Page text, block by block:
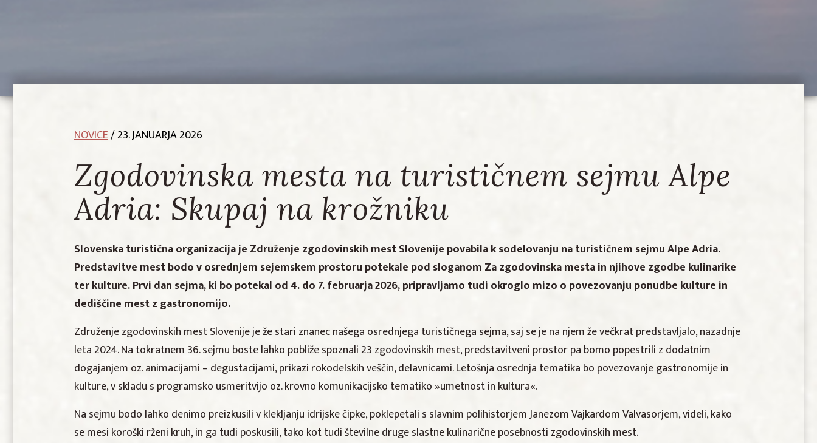
NOVICE/ 23. JANUARJA 2026
Zgodovinska mesta na turističnem sejmu Alpe
Adria: Skupaj na krožniku
Slovenska turistična organizacija je Združenje zgodovinskih mest Slovenije povabila k sodelovanju na turističnem sejmu Alpe Adria.
Predstavitve mest bodo v osrednjem sejemskem prostoru potekale pod sloganom Za zgodovinska mesta in njihove zgodbe kulinarike
ter kulture. Prvi dan sejma, ki bo potekal od 4. do 7. februarja 2026, pripravljamo tudi okroglo mizo o povezovanju ponudbe kulture in
dediščine mest z gastronomijo.
Združenje zgodovinskih mest Slovenije je že stari znanec našega osrednjega turističnega sejma, saj se je na njem že večkrat predstavljalo, nazadnje
leta 2024. Na tokratnem 36. sejmu boste lahko pobliže spoznali 23 zgodovinskih mest, predstavitveni prostor pa bomo popestrili z dodatnim
dogajanjem oz. animacijami – degustacijami, prikazi rokodelskih veščin, delavnicami. Letošnja osrednja tematika bo povezovanje gastronomije in
kulture, v skladu s programsko usmeritvijo oz. krovno komunikacijsko tematiko »umetnost in kultura«.
Na sejmu bodo lahko denimo preizkusili v klekljanju idrijske čipke, poklepetali s slavnim polihistorjem Janezom Vajkardom Valvasorjem, videli, kako
se mesi koroški rženi kruh, in ga tudi poskusili, tako kot tudi številne druge slastne kulinarične posebnosti zgodovinskih mest.